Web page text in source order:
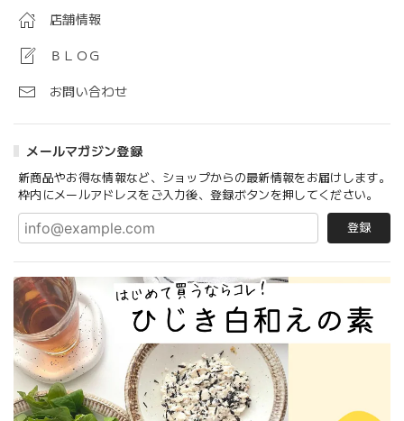
店舗情報
ＢＬＯＧ
お問い合わせ
メールマガジン登録
新商品やお得な情報など、ショップからの最新情報をお届けします。
枠内にメールアドレスをご入力後、登録ボタンを押してください。
登録